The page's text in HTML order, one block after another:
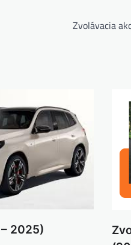
Zvolávacia
2025)